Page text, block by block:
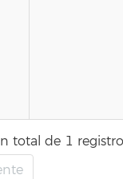
total de 1